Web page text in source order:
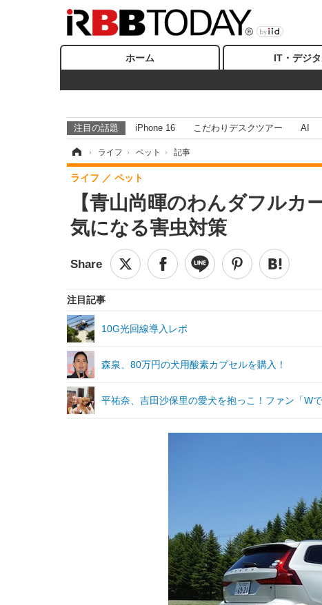
ホーム IT・デジ
注目の話題 iPhone 16 こだわりデスクツアー AI
› ライフ › ペット › 記事
【青山尚暉のわんダフル
気になる害虫対策
ライフ ペット
注目記事
10G光回線導入レポ
森泉、80万円の犬用酸素カプセルを購入！
平祐奈、吉田沙保里の愛犬を抱っこ！ファン「W